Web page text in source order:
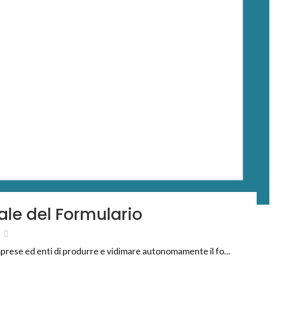
del Formulario
ed enti di produrre e vidimare autonomamente il fo...